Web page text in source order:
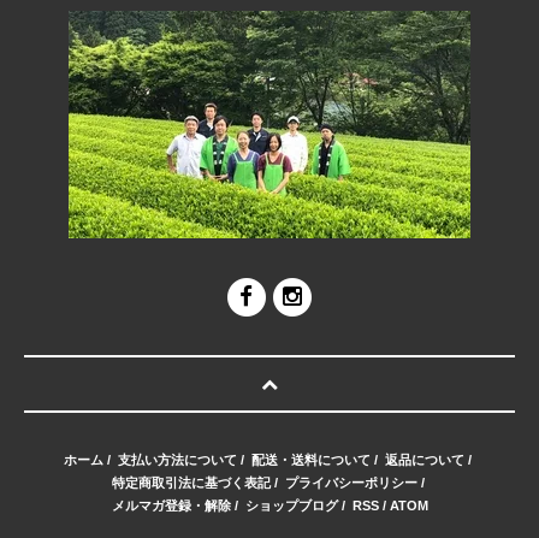
ホーム / 支払い方法について / 配送・送料について / 返品について /
特定商取引法に基づく表記/ プライバシーポリシー/
メルマガ登録・解除/ ショップブログ/ RSS/ ATOM